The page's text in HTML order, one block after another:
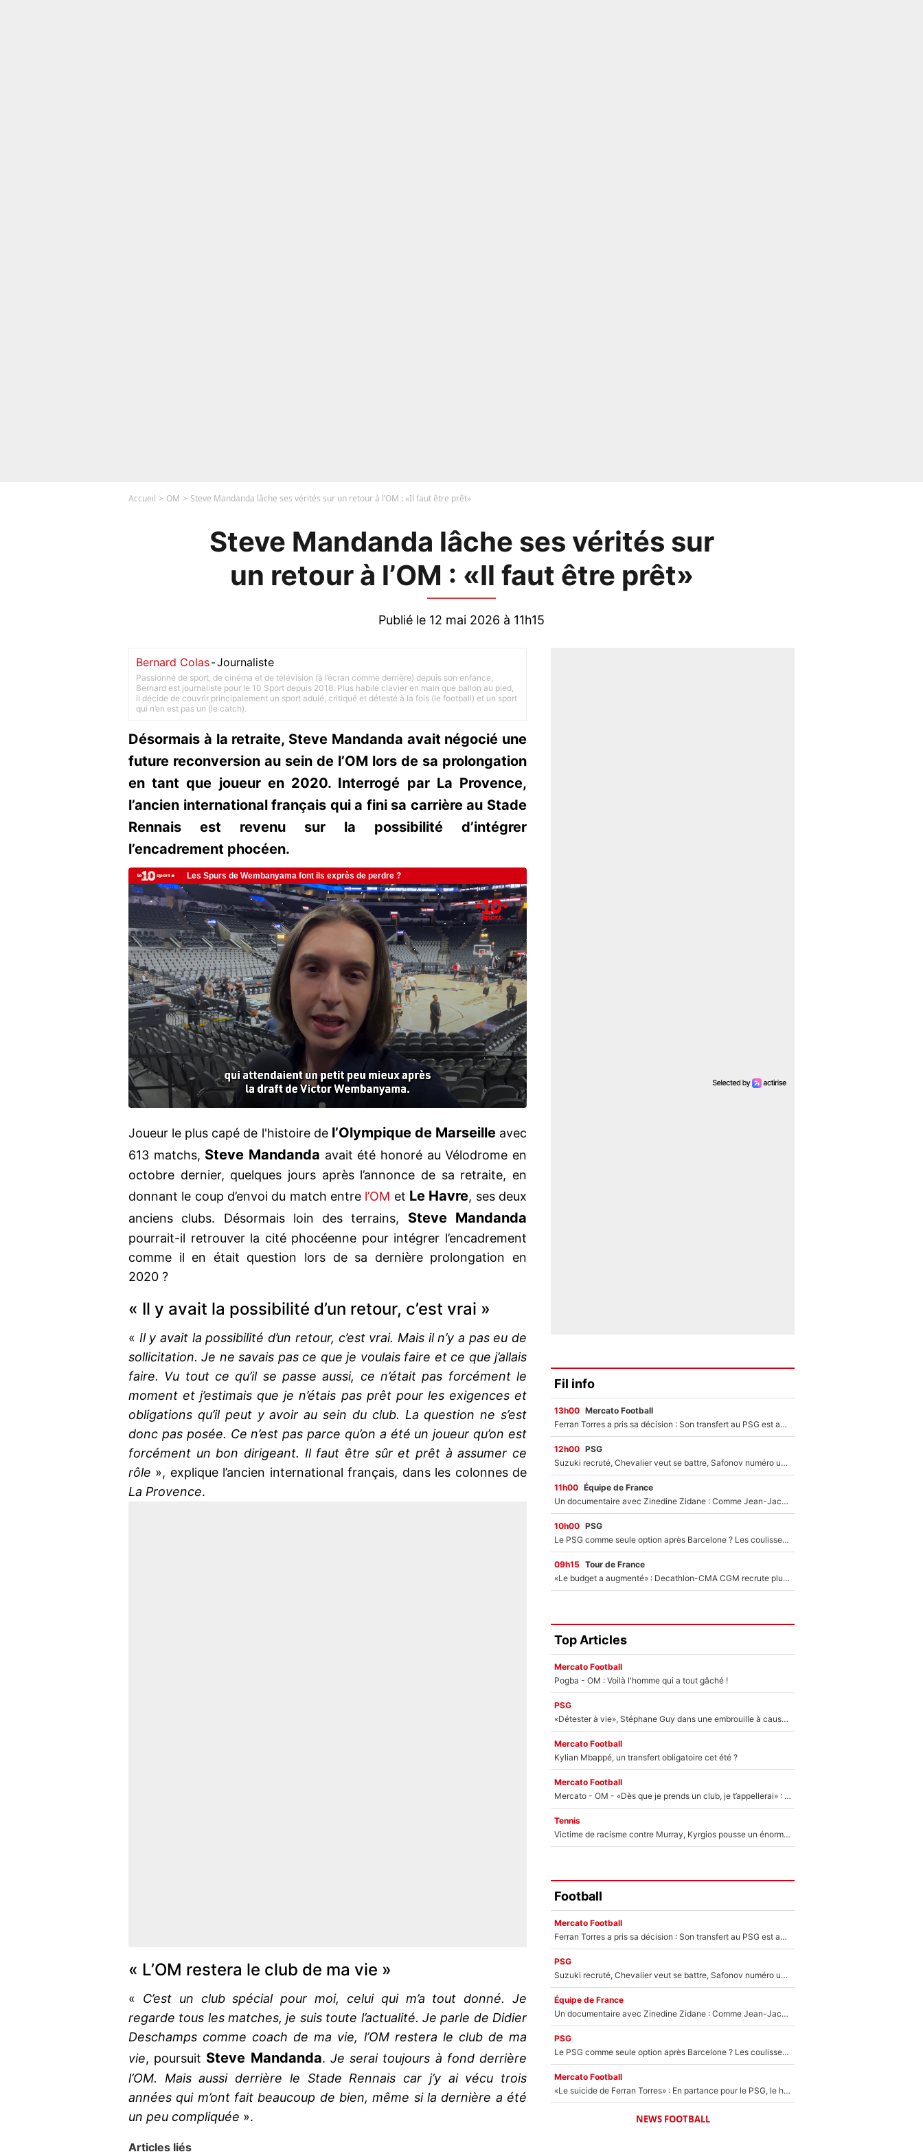
Accueil OM Steve Mandanda lâche ses vérités sur un retour à l’OM : «Il faut être prêt»
Steve Mandanda lâche ses vérités sur
un retour à l’OM : «Il faut être prêt»
Publié le 12 mai 2026 à 11h15
Bernard Colas-Journaliste
Passionné de sport, de cinéma et de télévision (à l’écran comme derrière) depuis son enfance,
Bernard est journaliste pour le 10 Sport depuis 2018. Plus habile clavier en main que ballon au pied,
il décide de couvrir principalement un sport adulé, critiqué et détesté à la fois (le football) et un sport
qui n’en est pas un (le catch).
Désormais à la retraite, Steve Mandanda avait négocié une
future reconversion au sein de l’OM lors de sa prolongation
en tant que joueur en 2020. Interrogé par La Provence,
l’ancien international français qui a fini sa carrière au Stade
Rennais est revenu sur la possibilité d’intégrer
l’encadrement phocéen.
Joueur le plus capé de l'histoire de l’Olympique de Marseilleavec
613 matchs, Steve Mandanda avait été honoré au Vélodrome en
octobre dernier, quelques jours après l’annonce de sa retraite, en
donnant le coup d’envoi du match entre l’OM et Le Havre, ses deux
anciens clubs. Désormais loin des terrains, Steve Mandanda
pourrait-il retrouver la cité phocéenne pour intégrer l’encadrement
comme il en était question lors de sa dernière prolongation en
2020 ?
« Il y avait la possibilité d’un retour, c’est vrai »
« Il y avait la possibilité d’un retour, c’est vrai. Mais il n’y a pas eu de
sollicitation. Je ne savais pas ce que je voulais faire et ce que j’allais
faire. Vu tout ce qu’il se passe aussi, ce n’était pas forcément le
moment et j’estimais que je n’étais pas prêt pour les exigences et
obligations qu’il peut y avoir au sein du club. La question ne s’est
donc pas posée. Ce n’est pas parce qu’on a été un joueur qu’on est
forcément un bon dirigeant. Il faut être sûr et prêt à assumer ce
rôle », explique l’ancien international français, dans les colonnes de
La Provence.
« L’OM restera le club de ma vie »
« C’est un club spécial pour moi, celui qui m’a tout donné. Je
regarde tous les matches, je suis toute l’actualité. Je parle de Didier
Deschamps comme coach de ma vie, l’OM restera le club de ma
vie, poursuit Steve Mandanda. Je serai toujours à fond derrière
l’OM. Mais aussi derrière le Stade Rennais car j’y ai vécu trois
années qui m’ont fait beaucoup de bien, même si la dernière a été
un peu compliquée ».
Articles liés
Fil info
13h00 Mercato Football
Ferran Torres a pris sa décision : Son transfert au PSG est annoncé en Espagne !
12h00 PSG
Suzuki recruté, Chevalier veut se battre, Safonov numéro un… Le PSG se lance encore dans un gros chantier pour le poste de gardien de but
11h00 Équipe de France
Un documentaire avec Zinedine Zidane : Comme Jean-Jacques Goldman et Mylène Farmer, le nouveau sélectionneur de l'équipe de France a recalé une journaliste très connue
10h00 PSG
Le PSG comme seule option après Barcelone ? Les coulisses de la signature historique de Lionel Messi sont révélées au grand jour !
09h15 Tour de France
«Le budget a augmenté» : Decathlon-CMA CGM recrute plusieurs coureurs pour offrir à Paul Seixas une équipe pour gagner le Tour de France 2027
Top Articles
Mercato Football
Pogba - OM : Voilà l'homme qui a tout gâché !
PSG
«Détester à vie», Stéphane Guy dans une embrouille à cause du PSG !
Mercato Football
Kylian Mbappé, un transfert obligatoire cet été ?
Mercato Football
Mercato - OM - «Dès que je prends un club, je t’appellerai» : La promesse de Marcelino au moment de claquer la porte
Tennis
Victime de racisme contre Murray, Kyrgios pousse un énorme coup de gueule !
Football
Mercato Football
Ferran Torres a pris sa décision : Son transfert au PSG est annoncé en Espagne !
PSG
Suzuki recruté, Chevalier veut se battre, Safonov numéro un… Le PSG se lance encore dans un gros chantier pour le poste de gardien de but
Équipe de France
Un documentaire avec Zinedine Zidane : Comme Jean-Jacques Goldman et Mylène Farmer, le nouveau sélectionneur de l'équipe de France a recalé une journaliste très connue
PSG
Le PSG comme seule option après Barcelone ? Les coulisses de la signature historique de Lionel Messi sont révélées au grand jour !
Mercato Football
«Le suicide de Ferran Torres» : En partance pour le PSG, le héros de la finale de la Coupe du monde s'attire les foudres de la presse espagnole !
NEWS FOOTBALL